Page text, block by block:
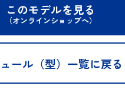
このモデルを見る
（オンラインショップへ）
ール（型）一覧に戻る